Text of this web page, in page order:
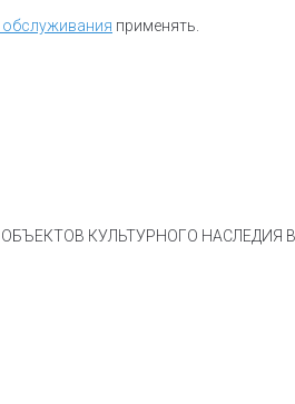
применять.
КУЛЬТУРНОГО НАСЛЕДИЯ